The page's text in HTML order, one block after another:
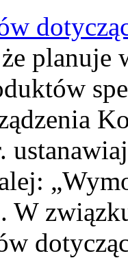
planuje
W